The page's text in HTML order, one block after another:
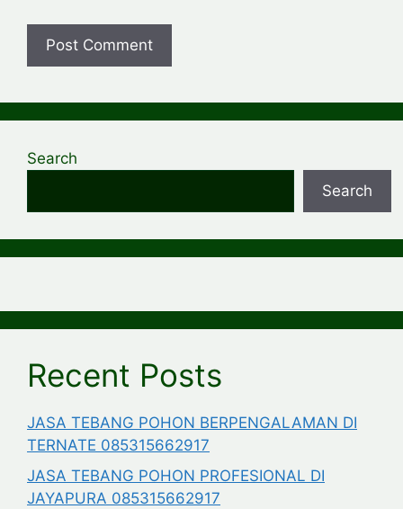
Search
Search
Recent Posts
JASA TEBANG POHON BERPENGALAMAN DI
TERNATE 085315662917
JASA TEBANG POHON PROFESIONAL DI
JAYAPURA 085315662917